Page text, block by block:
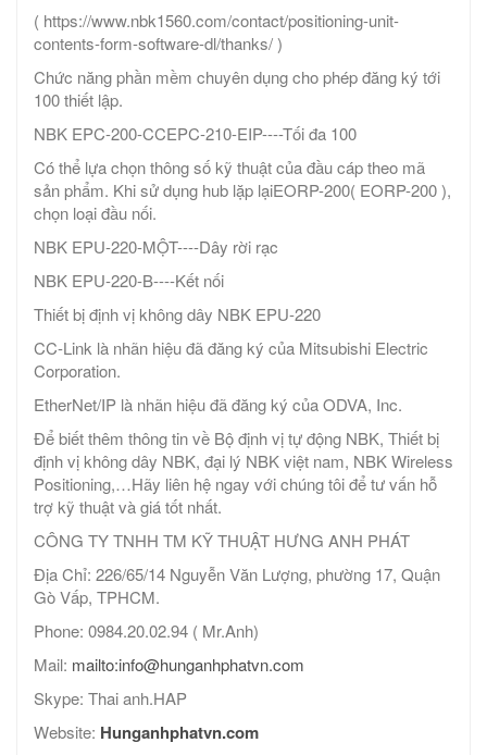
( https://www.nbk1560.com/contact/positioning-unit-
contents-form-software-dl/thanks/ )
Chức năng phần mềm chuyên dụng cho phép đăng ký tới
100 thiết lập.
NBK EPC-200-CCEPC-210-EIP----Tối đa 100
Có thể lựa chọn thông số kỹ thuật của đầu cáp theo mã
sản phẩm. Khi sử dụng hub lặp lạiEORP-200( EORP-200 ),
chọn loại đầu nối.
NBK EPU-220-MỘT----Dây rời rạc
NBK EPU-220-B----Kết nối
Thiết bị định vị không dây NBK EPU-220
CC-Link là nhãn hiệu đã đăng ký của Mitsubishi Electric
Corporation.
EtherNet/IP là nhãn hiệu đã đăng ký của ODVA, Inc.
Để biết thêm thông tin về Bộ định vị tự động NBK, Thiết bị
định vị không dây NBK, đại lý NBK việt nam, NBK Wireless
Positioning,…Hãy liên hệ ngay với chúng tôi để tư vấn hỗ
trợ kỹ thuật và giá tốt nhất.
CÔNG TY TNHH TM KỸ THUẬT HƯNG ANH PHÁT
Địa Chỉ: 226/65/14 Nguyễn Văn Lượng, phường 17, Quận
Gò Vấp, TPHCM.
Phone: 0984.20.02.94 ( Mr.Anh)
Mail: mailto:info@hunganhphatvn.com
Skype: Thai anh.HAP
Website: Hunganhphatvn.com